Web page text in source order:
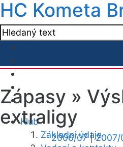
HC Kometa
Klub
Základní údaje
Zápasy »
extraligy
2006/07|2007/